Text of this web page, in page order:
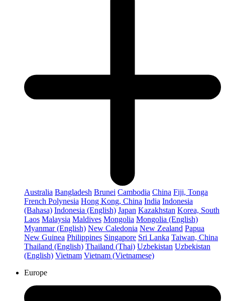
Australia Bangladesh Brunei Cambodia China Fiji, Tonga
French Polynesia Hong Kong, China India Indonesia
(Bahasa) Indonesia (English) Japan Kazakhstan Korea, South
Laos Malaysia Maldives Mongolia Mongolia (English)
Myanmar (English) New Caledonia New Zealand Papua
New Guinea Philippines Singapore Sri Lanka Taiwan, China
Thailand (English) Thailand (Thai) Uzbekistan Uzbekistan
(English) Vietnam Vietnam (Vietnamese)
Europe